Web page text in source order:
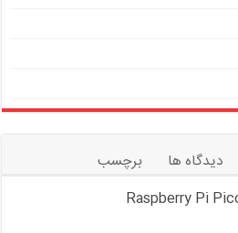
دیدگاه ها
برچسب
Raspberry Pi